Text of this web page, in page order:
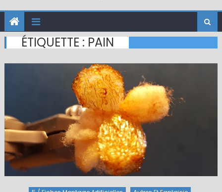
ÉTIQUETTE : PAIN